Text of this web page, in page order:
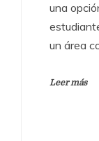
una
un área
Leer más